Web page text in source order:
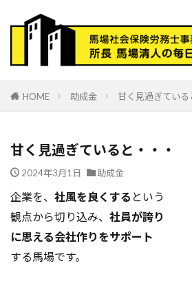
HOME 助成金 甘く見過ぎている
甘く見過ぎていると・・・
2024年3月1日 助成金
企業を、 社風を良くする という
観点から切り込み、 社員が誇り
に思える会社作りをサポート
する馬場です。